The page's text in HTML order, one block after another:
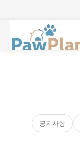
공지사항